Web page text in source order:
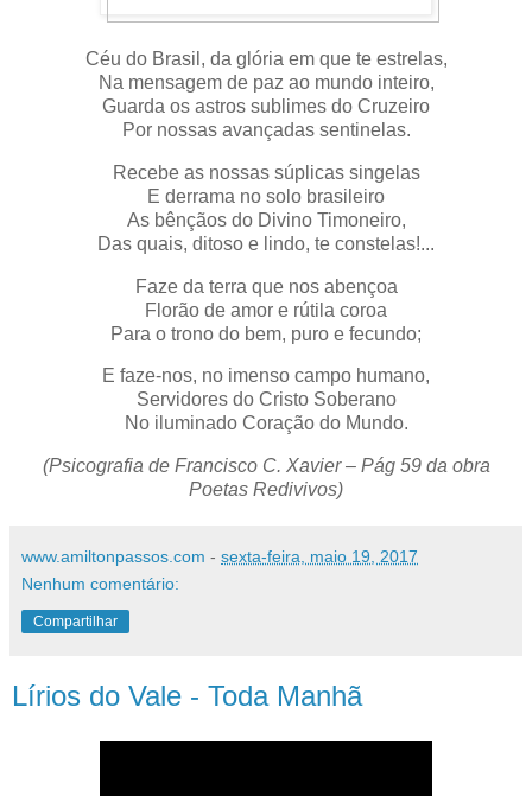
Céu do Brasil, da glória em que te estrelas,
Na mensagem de paz ao mundo inteiro,
Guarda os astros sublimes do Cruzeiro
Por nossas avançadas sentinelas.
Recebe as nossas súplicas singelas
E derrama no solo brasileiro
As bênçãos do Divino Timoneiro,
Das quais, ditoso e lindo, te constelas!...
Faze da terra que nos abençoa
Florão de amor e rútila coroa
Para o trono do bem, puro e fecundo;
E faze-nos, no imenso campo humano,
Servidores do Cristo Soberano
No iluminado Coração do Mundo.
(Psicografia de Francisco C. Xavier – Pág 59 da obra
Poetas Redivivos)
www.amiltonpassos.com - sexta-feira, maio 19, 2017
Nenhum comentário:
Compartilhar
Lírios do Vale - Toda Manhã